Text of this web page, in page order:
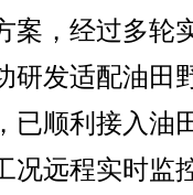
案，经过多轮
研发适配油田
已顺利接入油
况远程实时监